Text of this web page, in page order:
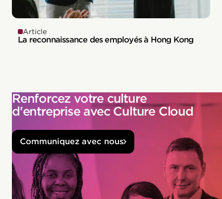
Article
La reconnaissance des employés à Hong Kong
Renforcez votre culture
d'entreprise avec Culture Cloud
Communiquez avec nous